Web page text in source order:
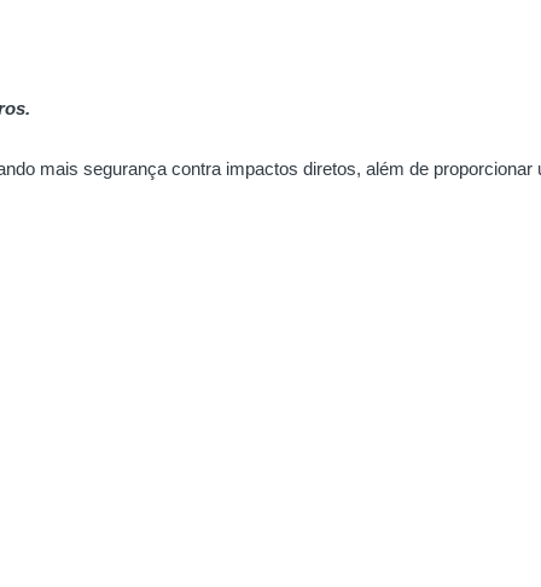
mais segurança contra impactos diretos, além de